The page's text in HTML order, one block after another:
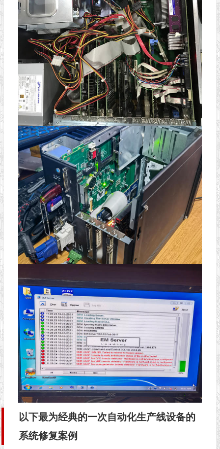
以下最为经典的一次自动化生产线设备的
系统修复案例